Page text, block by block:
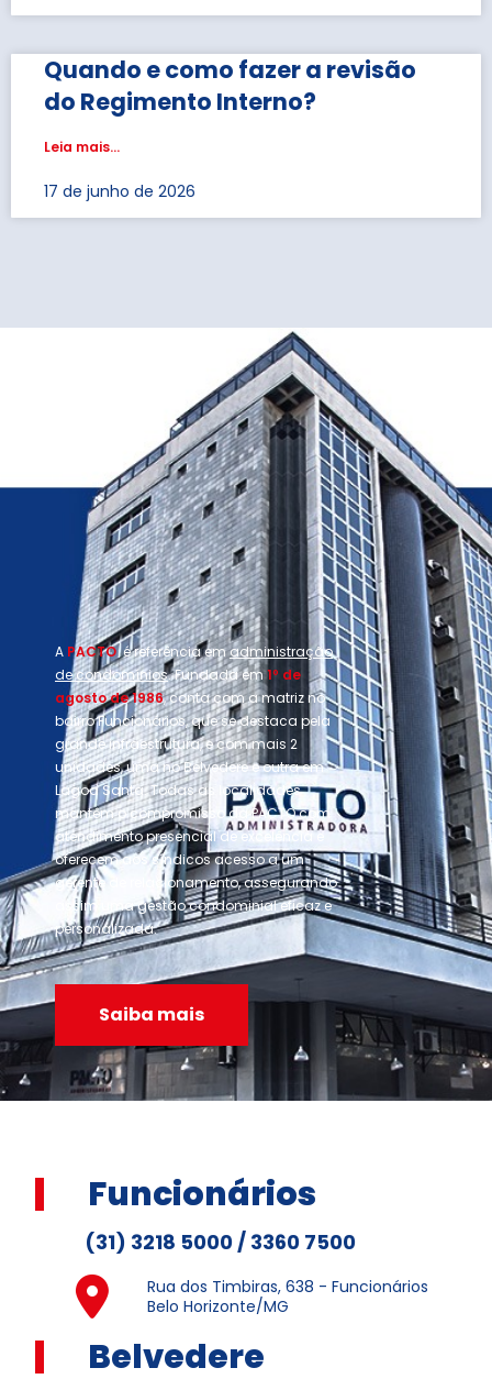
Quando e como fazer a revisão
do Regimento Interno?
Leia mais...
17 de junho de 2026
A PACTOé referência emadministração
de condomínios. Fundada em1º de
agosto de 1986, conta com a matriz no
bairro Funcionários, que se destaca pela
grande infraestrutura, e com mais 2
unidades, uma no Belvedere e outra em
Lagoa Santa. Todas as localidades
mantêm o compromisso da PACTO com
atendimento presencial de excelência e
oferecem aos síndicos acesso a um
gerente de relacionamento, assegurando
assim uma gestão condominial eficaz e
personalizada.
Saiba mais
Funcionários
(31) 3218 5000 / 3360 7500
Rua dos Timbiras, 638 - Funcionários
Belo Horizonte/MG
Belvedere